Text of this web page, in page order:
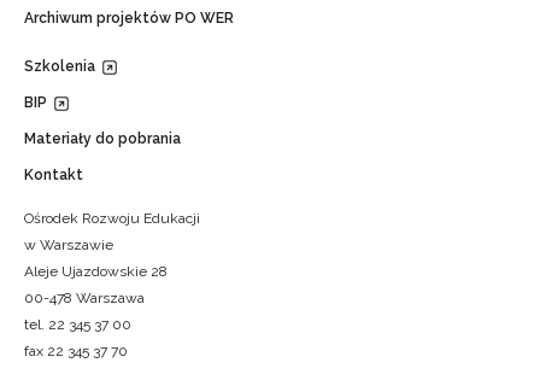
Archiwum projektów PO WER
Szkolenia
BIP
Materiały do pobrania
Kontakt
Ośrodek Rozwoju Edukacji
w Warszawie
Aleje Ujazdowskie 28
00-478 Warszawa
tel. 22 345 37 00
fax 22 345 37 70